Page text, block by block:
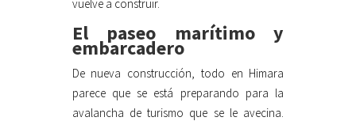
vuelve a construir.
El paseo marítimo y
embarcadero
De nueva construcción, todo en Himara
parece que se está preparando para la
avalancha de turismo que se le avecina.